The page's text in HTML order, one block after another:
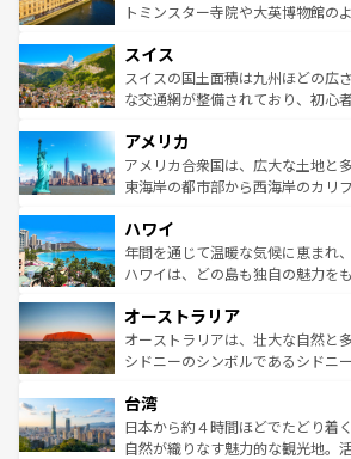
らに、パリ以外の地域にも魅力が
れる地方に足を運ぶとそれぞれで
きるだろう。 なお、新着のフ
を参照してほしい。
してライン川沿いのワイン畑とい
は、お酒好きな人にはぜひ体験してほしい。
ドイツ情報はコンテンツ一覧を参
トミンスター寺院や大英博物館の
リアごとに異なる魅力がある。ま
ティー、ビール好きにはたまらな
戦など、本場だからこそできる体
ンツ一覧を参照してほしい。
スイス
スイスの国土面積は九州ほどの広
な交通網が整備されており、初心
の建物がそのまま残る町や、スイ
博物館もあり、アルプス観光だけ
ことができる。国民の所得が高い
ば市内交通費無料で観光を楽しむことも
着のスイス情報はコンテンツ一覧
アメリカ
アメリカ合衆国は、広大な土地と
東海岸の都市部から西海岸のカリ
のような巨大都市は、観光、ショ
ンメントが詰まった刺激的なスポ
西部には大自然が広がり、グラン
部のニューオーリンズでは、音楽
文化が魅力。旅行者はアメリカの
しみながら、その多様性と豊かな
ならではの贅沢な旅のスタイルだ。 なお、新着のアメリカ
情報はコンテンツ一覧を参照して
ハワイ
年間を通じて温暖な気候に恵まれ
ハワイは、どの島も独自の魅力を
ワイ島は見逃せない。また、定番
島だが、静かな自然を求めるなら
おすすめ。エメラルドグリーンに
れるおもてなしの心で訪れる人々
人々、おいしいローカルフードや
ク、伝統的なフラダンスなど、す
オーストラリア
オーストラリアは、壮大な自然と
シドニーのシンボルであるシドニ
リアリーフや大陸中央部にそびえ
ク）、タスマニアの美しい原生林
ど、見どころがたくさん。また、
台湾
日本から約４時間ほどでたどり着
自然が織りなす魅力的な観光地。